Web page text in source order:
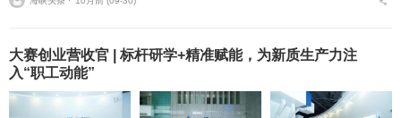
大赛创业营收官 | 标杆研学+精准赋能，为新质生产力注
入“职工动能”